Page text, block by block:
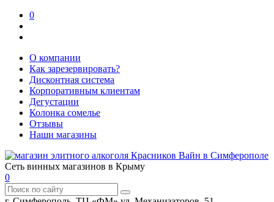
0
О компании
Как зарезервировать?
Дисконтная система
Корпоративным клиентам
Дегустации
Колонка сомелье
Отзывы
Наши магазины
Сеть винных магазинов в Крыму
0